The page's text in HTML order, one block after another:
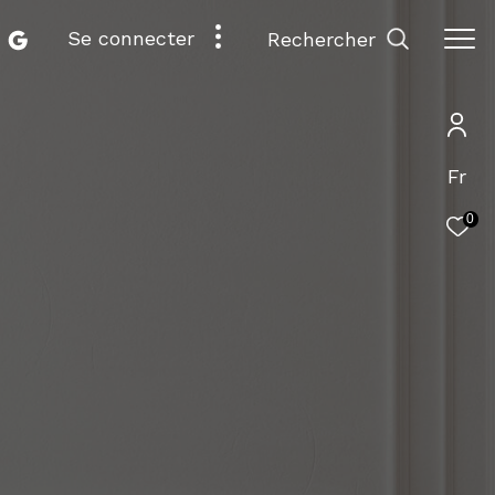
Fr
0
se connecter rechercher